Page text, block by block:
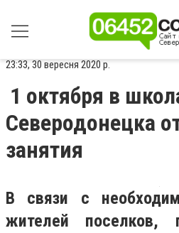
23:33, 30 вересня 2020 р.
1 октября в
Северодонецка
занятия
В связи с
жителей поселков,